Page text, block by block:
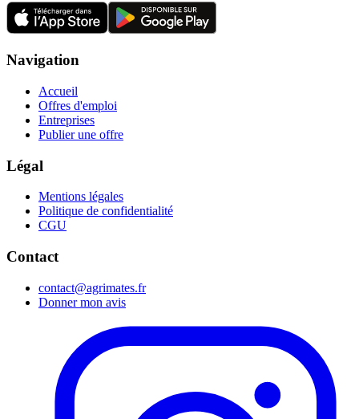
Navigation
Accueil
Offres d'emploi
Entreprises
Publier une offre
Légal
Mentions légales
Politique de confidentialité
CGU
Contact
contact@agrimates.fr
Donner mon avis